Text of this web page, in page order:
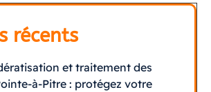
récents
et traitement des
à-Pitre : protégez votre